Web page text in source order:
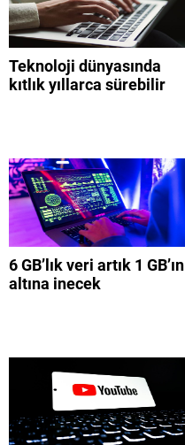
Teknoloji dünyasında
kıtlık yıllarca sürebilir
6 GB’lık veri artık 1 GB’ın
altına inecek